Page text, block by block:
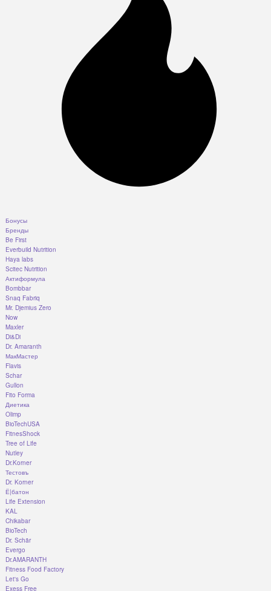
Бонусы
Бренды
Be First
Everbuild Nutrition
Haya labs
Scitec Nutrition
Актиформула
Bombbar
Snaq Fabriq
Mr. Djemius Zero
Now
Maxler
Di&Di
Dr. Amaranth
МакМастер
Flavis
Schar
Gullon
Fito Forma
Диетика
Olimp
BioTechUSA
FitnesShock
Tree of Life
Nutley
Dr.Korner
Тестовъ
Dr. Korner
Ё|батон
Life Extension
KAL
Chikabar
BioTech
Dr. Schär
Evergo
Dr.AMARANTH
Fitness Food Factory
Let's Go
Exess Free